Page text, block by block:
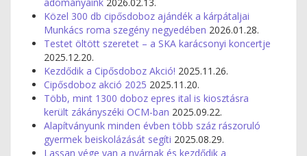
adományaink 2026.02.13.
Közel 300 db cipősdoboz ajándék a kárpátaljai
Munkács roma szegény negyedében 2026.01.28.
Testet öltött szeretet – a SKA karácsonyi koncertje
2025.12.20.
Kezdődik a Cipősdoboz Akció! 2025.11.26.
Cipősdoboz akció 2025 2025.11.20.
Több, mint 1300 doboz epres ital is kiosztásra
került zákányszéki OCM-ban 2025.09.22.
Alapítványunk minden évben több száz rászoruló
gyermek beiskolázását segíti 2025.08.29.
Lassan vége van a nyárnak és kezdődik a